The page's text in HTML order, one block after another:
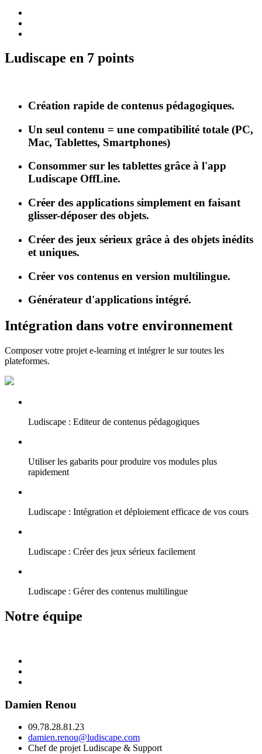
Ludiscape en 7 points
Création rapide de contenus pédagogiques.
Un seul contenu = une compatibilité totale (PC,
Mac, Tablettes, Smartphones)
Consommer sur les tablettes grâce à l'app
Ludiscape OffLine.
Créer des applications simplement en faisant
glisser-déposer des objets.
Créer des jeux sérieux grâce à des objets inédits
et uniques.
Créer vos contenus en version multilingue.
Générateur d'applications intégré.
Intégration dans votre environnement
Composer votre projet e-learning et intégrer le sur toutes les
plateformes.
Ludiscape : Editeur de contenus pédagogiques
Utiliser les gabarits pour produire vos modules plus
rapidement
Ludiscape : Intégration et déploiement efficace de vos cours
Ludiscape : Créer des jeux sérieux facilement
Ludiscape : Gérer des contenus multilingue
Notre équipe
Damien Renou
09.78.28.81.23
damien.renou@ludiscape.com
Chef de projet Ludiscape & Support